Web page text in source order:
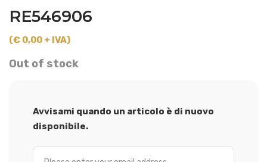
RE546906
(€ 0,00 + IVA)
Out of stock
Avvisami quando un articolo è di nuovo
disponibile.